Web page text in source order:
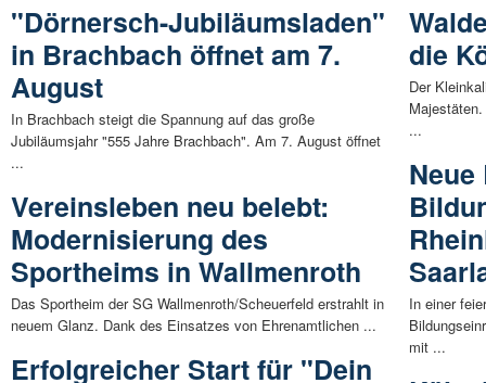
"Dörnersch-Jubiläumsladen"
in Brachbach öffnet am 7.
August
In Brachbach steigt die Spannung auf das große
Jubiläumsjahr "555 Jahre Brachbach". Am 7. August öffnet
...
Vereinsleben neu belebt:
Modernisierung des
Sportheims in Wallmenroth
Das Sportheim der SG Wallmenroth/Scheuerfeld erstrahlt in
neuem Glanz. Dank des Einsatzes von Ehrenamtlichen ...
Erfolgreicher Start für "Dein
die
Der
...
In einer
mit ...